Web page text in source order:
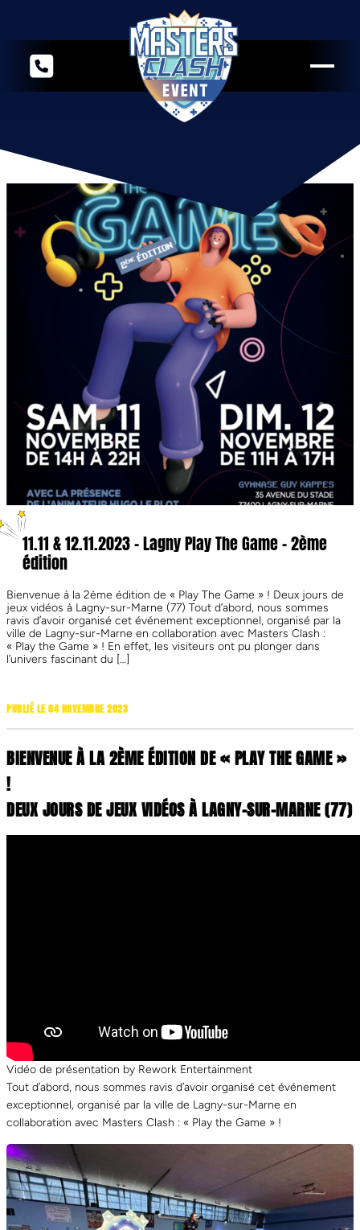
11.11 & 12.11.2023 – Lagny Play The Game – 2ème
édition
Bienvenue à la 2ème édition de « Play The Game » ! Deux jours de
jeux vidéos à Lagny-sur-Marne (77) Tout d’abord, nous sommes
ravis d’avoir organisé cet événement exceptionnel, organisé par la
ville de Lagny-sur-Marne en collaboration avec Masters Clash :
« Play the Game » ! En effet, les visiteurs ont pu plonger dans
l’univers fascinant du […]
PUBLIÉ LE 04 NOVEMBRE 2023
BIENVENUE À LA 2ÈME ÉDITION DE « PLAY THE GAME »
!
DEUX JOURS DE JEUX VIDÉOS À LAGNY-SUR-MARNE (77)
Vidéo de présentation by Rework Entertainment
Tout d’abord, nous sommes ravis d’avoir organisé cet événement
exceptionnel, organisé par la ville de Lagny-sur-Marne en
collaboration avec Masters Clash : « Play the Game » !